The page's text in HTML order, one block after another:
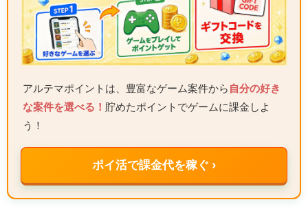
アルテマポイントは、豊富なゲーム案件から 自分の好き
な案件を選べる！ 貯めたポイントでゲームに課金しよ
う！
ポイ活で課金代を稼ぐ ›